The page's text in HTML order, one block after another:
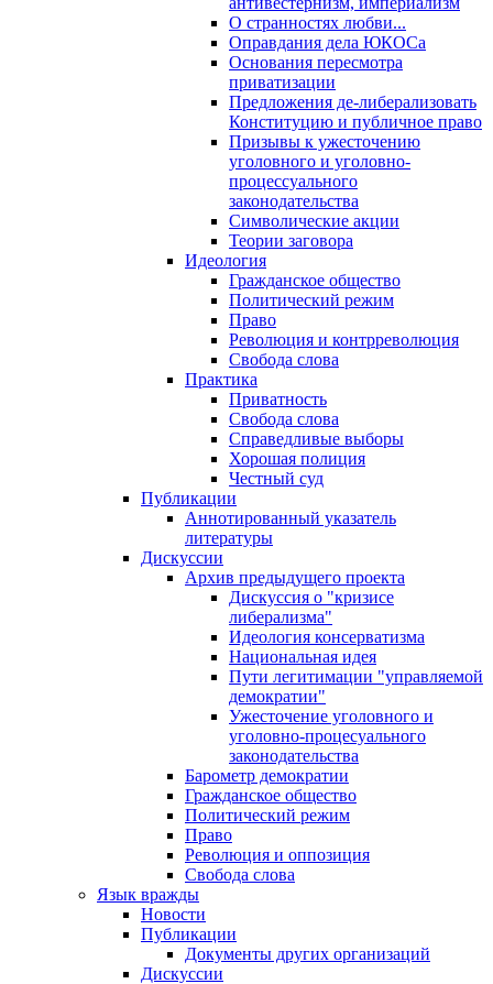
О странностях любви...
Оправдания дела ЮКОСа
Основания пересмотра
приватизации
Предложения де-либерализовать
Конституцию и публичное право
Призывы к ужесточению
уголовного и уголовно-
процессуального
законодательства
Символические акции
Теории заговора
Идеология
Гражданское общество
Политический режим
Право
Революция и контрреволюция
Свобода слова
Практика
Приватность
Свобода слова
Справедливые выборы
Хорошая полиция
Честный суд
Публикации
Аннотированный указатель
литературы
Дискуссии
Архив предыдущего проекта
Дискуссия о "кризисе
либерализма"
Идеология консерватизма
Национальная идея
Пути легитимации "управляемой
демократии"
Ужесточение уголовного и
уголовно-процесуального
законодательства
Барометр демократии
Гражданское общество
Политический режим
Право
Революция и оппозиция
Свобода слова
Язык вражды
Новости
Публикации
Документы других организаций
Дискуссии